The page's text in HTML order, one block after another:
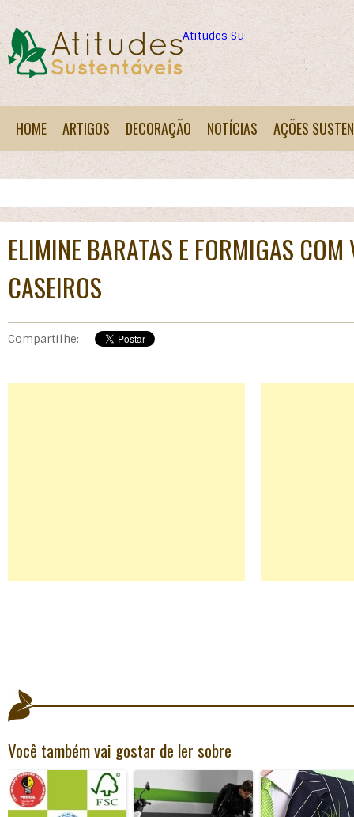
Atitudes Sustentáveis
HOME ARTIGOS DECORAÇÃO NOTÍCIAS AÇÕES
ELIMINE BARATAS E FORMIGAS COM
CASEIROS
Compartilhe:
Você também vai gostar de ler sobre